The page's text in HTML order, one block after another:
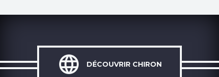
 DÉCOUVRIR CHIRON